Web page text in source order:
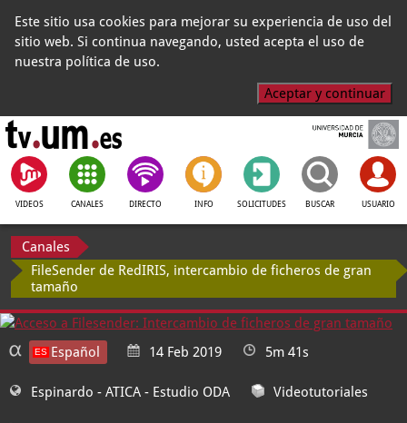
Este sitio usa cookies para mejorar su experiencia de uso del
sitio web. Si continua navegando, usted acepta el uso de
nuestra política de uso.
Aceptar y continuar
VIDEOS CANALES DIRECTO INFO SOLICITUDES BUSCAR USUARIO
Canales
FileSender de RedIRIS, intercambio de ficheros de gran
tamaño
Español 14 Feb 2019 5m 41s
Espinardo - ATICA - Estudio ODA Videotutoriales